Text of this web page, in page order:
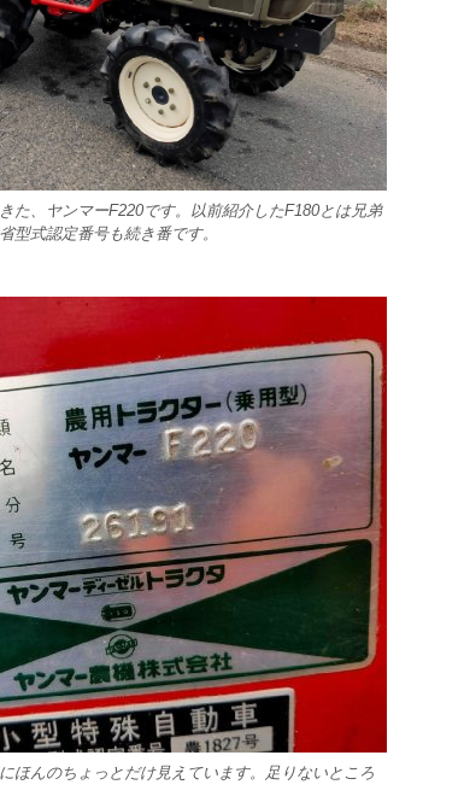
た、ヤンマーF220です。以前紹介したF180とは兄弟
型式認定番号も続き番です。
ほんのちょっとだけ見えています。足りないところ